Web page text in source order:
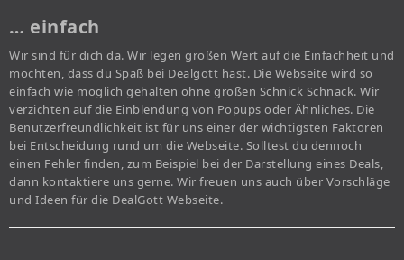
… einfach
Wir sind für dich da. Wir legen großen Wert auf die Einfachheit und
möchten, dass du Spaß bei Dealgott hast. Die Webseite wird so
einfach wie möglich gehalten ohne großen Schnick Schnack. Wir
verzichten auf die Einblendung von Popups oder Ähnliches. Die
Benutzerfreundlichkeit ist für uns einer der wichtigsten Faktoren
bei Entscheidung rund um die Webseite. Solltest du dennoch
einen Fehler finden, zum Beispiel bei der Darstellung eines Deals,
dann kontaktiere uns gerne. Wir freuen uns auch über Vorschläge
und Ideen für die DealGott Webseite.